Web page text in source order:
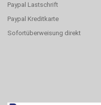
Paypal Lastschrift
Paypal Kreditkarte
Sofortüberweisung direkt